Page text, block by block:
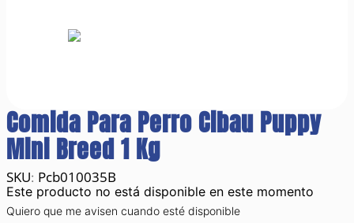
Comida Para Perro Cibau Puppy
Mini Breed 1 Kg
: Pcb010035B
Este producto no está disponible en este momento
Quiero que me avisen cuando esté disponible